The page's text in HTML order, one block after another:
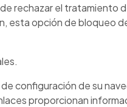
rechazar el tratamiento
esta opción de bloqueo
configuración de su
proporcionan